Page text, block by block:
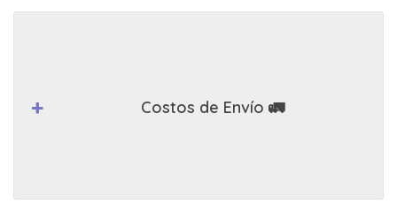
Costos de Envío 🚛